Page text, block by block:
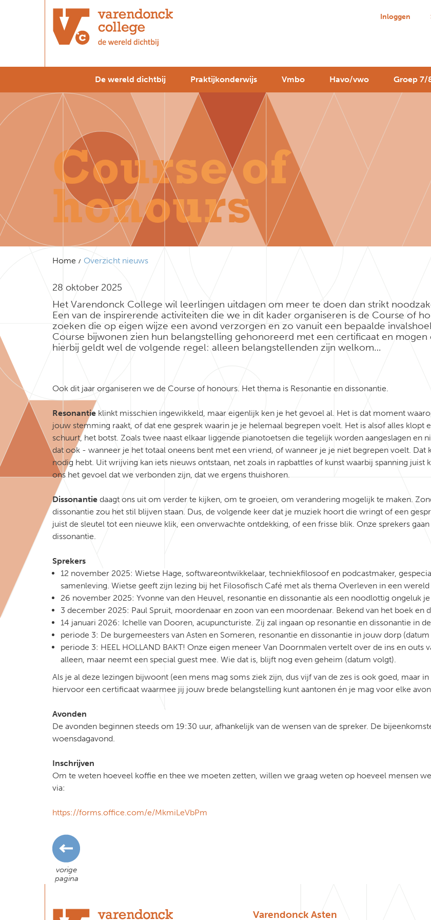
Inloggen
De wereld dichtbij Praktijkonderwijs Vmbo Havo/vwo Groep 7/
Course of
honours
Home Overzicht nieuws
28 oktober 2025
Het Varendonck College wil leerlingen uitdagen om meer te doen dan strikt
Een van de inspirerende activiteiten die we in dit kader organiseren is de Course of
zoeken die op eigen wijze een avond verzorgen en zo vanuit een bepaalde
Course bijwonen zien hun belangstelling gehonoreerd met een certificaat en
hierbij geldt wel de volgende regel: alleen belangstellenden zijn welkom…
Ook dit jaar organiseren we de Course of honours. Het thema is Resonantie en dissonantie.
Resonantie klinkt misschien ingewikkeld, maar eigenlijk ken je het gevoel al. Het is dat moment
jouw stemming raakt, of dat ene gesprek waarin je je helemaal begrepen voelt. Het is alsof alles klopt
schuurt, het botst. Zoals twee naast elkaar liggende pianotoetsen die tegelijk worden aangeslagen en
dat ook - wanneer je het totaal oneens bent met een vriend, of wanneer je je niet begrepen voelt. Dat
nodig hebt. Uit wrijving kan iets nieuws ontstaan, net zoals in rapbattles of kunst waarbij spanning
ons het gevoel dat we verbonden zijn, dat we ergens thuishoren.
Dissonantie daagt ons uit om verder te kijken, om te groeien, om verandering mogelijk te maken.
dissonantie zou het stil blijven staan. Dus, de volgende keer dat je muziek hoort die wringt of een
juist de sleutel tot een nieuwe klik, een onverwachte ontdekking, of een frisse blik. Onze sprekers
dissonantie.
Sprekers
12 november 2025: Wietse Hage, softwareontwikkelaar, techniekfilosoof en podcastmaker,
samenleving. Wietse geeft zijn lezing bij het Filosofisch Café met als thema Overleven in een
26 november 2025: Yvonne van den Heuvel, resonantie en dissonantie als een noodlottig ongeluk
3 december 2025: Paul Spruit, moordenaar en zoon van een moordenaar. Bekend van het boek en
14 januari 2026: Ichelle van Dooren, acupuncturiste. Zij zal ingaan op resonantie en dissonantie in
periode 3: De burgemeesters van Asten en Someren, resonantie en dissonantie in jouw dorp
periode 3: HEEL HOLLAND BAKT! Onze eigen meneer Van Doornmalen vertelt over de ins en
alleen, maar neemt een special guest mee. Wie dat is, blijft nog even geheim (datum volgt).
Als je al deze lezingen bijwoont (een mens mag soms ziek zijn, dus vijf van de zes is ook goed, maar
hiervoor een certificaat waarmee jij jouw brede belangstelling kunt aantonen én je mag voor elke
Avonden
De avonden beginnen steeds om 19:30 uur, afhankelijk van de wensen van de spreker. De
woensdagavond.
Inschrijven
Om te weten hoeveel koffie en thee we moeten zetten, willen we graag weten op hoeveel mensen
via:
https://forms.office.com/e/MkmiLeVbPm
vorige
pagina
Varendonck Asten